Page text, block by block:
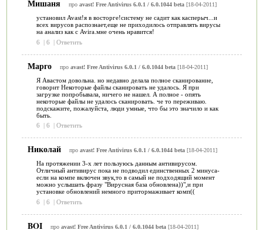
Мишаня про avast! Free Antivirus 6.0.1 / 6.0.1044 beta[18-04-2011]
установил Avast!я в восторге!систему не садит как касперыч...и
всех вирусов распознает,еще не приходилось отправлять вирусы
на анализ как с Avira.мне очень нравится!
6
| 6 | Ответить
Марго про avast! Free Antivirus 6.0.1 / 6.0.1044 beta[18-04-2011]
Я Авастом довольна. но недавно делала полное сканирование,
говорит Некоторые файлы сканировать не удалось. Я при
загрузке попробывала, ничего не нашел. А полное - опять
некоторые файлы не удалось сканировать. че то переживаю.
подскажите, пожалуйста, люди умные, что бы это значило и как
быть.
6
| 6 | Ответить
Николай про avast! Free Antivirus 6.0.1 / 6.0.1044 beta[18-04-2011]
На протяжении 3-х лет пользуюсь данным антивирусом.
Отличный антивирус пока не подводил единственных 2 минуса-
если на компе включен звук,то в самый не подходящий момент
можно услышать фразу "Вирусная база обновлена))",и при
установке обновлений немного притормаживает комп((
6
| 6 | Ответить
BOI про avast! Free Antivirus 6.0.1 / 6.0.1044 beta[18-04-2011]